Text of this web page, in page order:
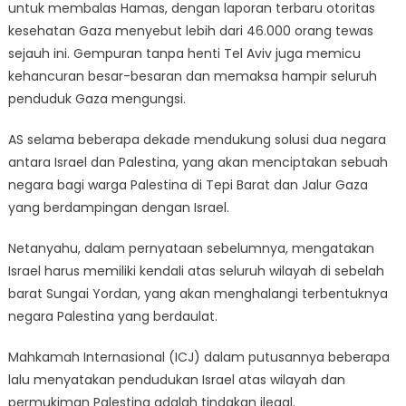
untuk membalas Hamas, dengan laporan terbaru otoritas
kesehatan Gaza menyebut lebih dari 46.000 orang tewas
sejauh ini. Gempuran tanpa henti Tel Aviv juga memicu
kehancuran besar-besaran dan memaksa hampir seluruh
penduduk Gaza mengungsi.
AS selama beberapa dekade mendukung solusi dua negara
antara Israel dan Palestina, yang akan menciptakan sebuah
negara bagi warga Palestina di Tepi Barat dan Jalur Gaza
yang berdampingan dengan Israel.
Netanyahu, dalam pernyataan sebelumnya, mengatakan
Israel harus memiliki kendali atas seluruh wilayah di sebelah
barat Sungai Yordan, yang akan menghalangi terbentuknya
negara Palestina yang berdaulat.
Mahkamah Internasional (ICJ) dalam putusannya beberapa
lalu menyatakan pendudukan Israel atas wilayah dan
permukiman Palestina adalah tindakan ilegal.